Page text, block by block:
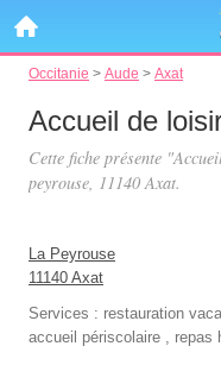
Occitanie > Aude > Axat
Accueil de
Cette fiche présente
peyrouse, 11140 Axat.
La Peyrouse
11140 Axat
Services : restauration
accueil périscolaire , repas